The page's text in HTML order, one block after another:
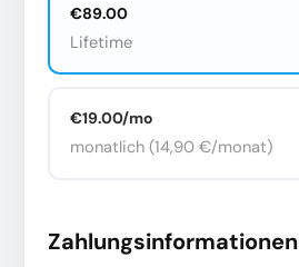
Lifetime
€89.00
monatlich (14,90 €/monat)
€19.00/mo
Zahlungsinformationen